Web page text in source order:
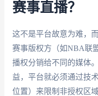
赛事直播？
这不是平台故意为难，
赛事版权方（如NBA联
播权分销给不同的媒体
益，平台就必须通过技
位置）来限制非授权区